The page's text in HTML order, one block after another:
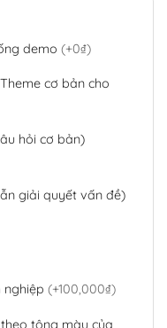
demo (+0₫)
cơ bản cho
hỏi cơ bản)
giải quyết vấn đề)
(+100,000₫)
tông màu của